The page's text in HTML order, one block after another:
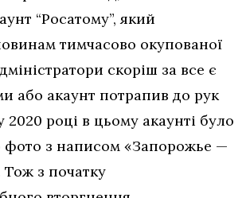
“Росатому”, який
тимчасово окупованої
скоріш за все є
або акаунт потрапив до рук
2020 році в цьому акаунті було
фото з написом «Запорожье —
Тож з початку